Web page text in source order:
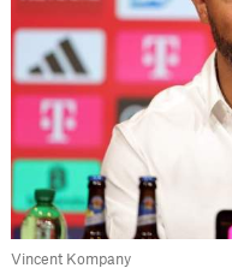
Vincent Kompany